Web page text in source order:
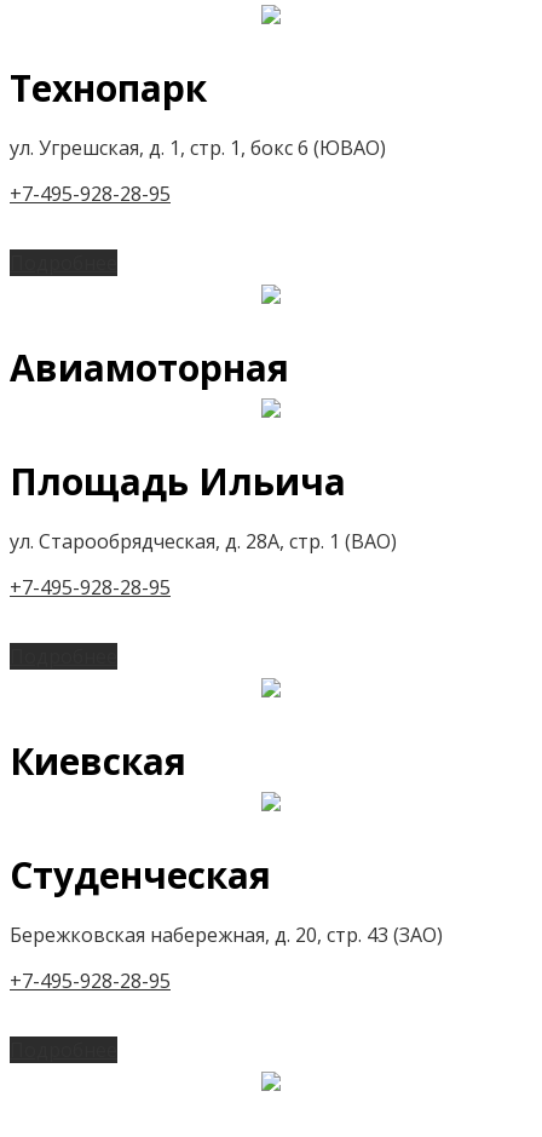
Технопарк
ул. Угрешская, д. 1, стр. 1, бокс 6 (ЮВАО)
+7-495-928-28-95
Авиамоторная
Площадь Ильича
ул. Старообрядческая, д. 28А, стр. 1 (ВАО)
+7-495-928-28-95
Киевская
Студенческая
Бережковская набережная, д. 20, стр. 43 (ЗАО)
+7-495-928-28-95